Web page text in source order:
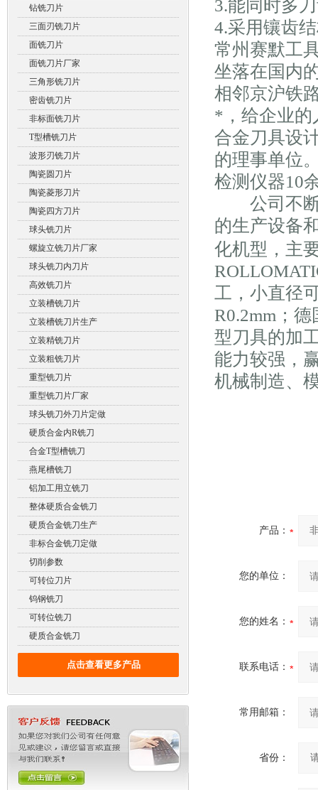
钻铣刀片
三面刃铣刀片
面铣刀片
面铣刀片厂家
三角形铣刀片
密齿铣刀片
非标面铣刀片
T型槽铣刀片
波形刃铣刀片
陶瓷圆刀片
陶瓷菱形刀片
陶瓷四方刀片
球头铣刀片
螺旋立铣刀片厂家
球头铣刀内刀片
高效铣刀片
立装槽铣刀片
立装槽铣刀片生产
立装精铣刀片
立装粗铣刀片
重型铣刀片
重型铣刀片厂家
球头铣刀外刀片定做
硬质合金内R铣刀
合金T型槽铣刀
燕尾槽铣刀
铝加工用立铣刀
整体硬质合金铣刀
硬质合金铣刀生产
非标合金铣刀定做
切削参数
可转位刀片
钨钢铣刀
可转位铣刀
硬质合金铣刀
点击查看更多产品
3.能同时多
4.采用镶齿
常州赛默工
坐落在国内
相邻京沪铁
*，给企业的
合金刀具设
的理事单位
检测仪器10
公司不断
的生产设备
化机型，主
工，小直径
R0.2mm；
型刀具的加
能力较强，
机械制造、
产品：
您的单位：
您的姓名：
联系电话：
常用邮箱：
省份：